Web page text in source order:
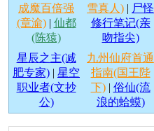
成魔百倍强
(章渝)| 仙都
(陈猿)
雪真人) | 尸怪
修行笔记(亲
吻指尖)
星辰之主(减
肥专家) | 星空
职业者(文抄
公)
九州仙府首通
指南(国王陛
下)| 俗仙(流
浪的蛤蟆)